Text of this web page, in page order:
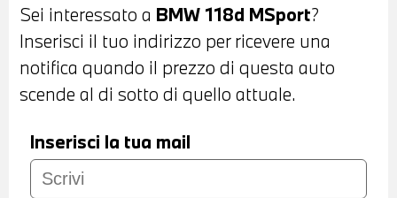
ALCANTARA MISTO SENSATEC NERA -
VOLANTE SPORTIVO M IN PELLE CON
COMANDI MULTIFUNZIONE - CRUISE
CONTROL - CAMBIO AUTOMATICO CON
LEVE AL VOLANTE - ACTIVE GUARD -
DRIVING ASSISTANT - NAVIGATORE -
BLUETOOTH - USB - RADIO DIGITALE
Sei interessato a BMW 118d MSport?
Inserisci il tuo indirizzo per ricevere una
notifica quando il prezzo di questa auto
scende al di sotto di quello attuale.
Inserisci la tua mail